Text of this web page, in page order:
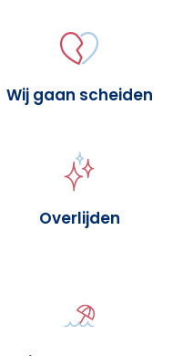
Wij gaan scheiden
Overlijden